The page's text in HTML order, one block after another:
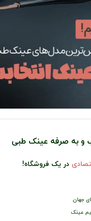
و به صرفه عینک طبی
در یک فروشگاه!
جهان
عینک